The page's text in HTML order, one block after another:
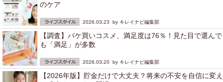
のケア
2026.03.23 by キレイナビ編集部
【調査】パケ買いコスメ、満足度は76％！見た目で選んで
も「満足」が多数
2026.03.20 by キレイナビ編集部
【2026年版】貯金だけで大丈夫？将来の不安を自信に変え